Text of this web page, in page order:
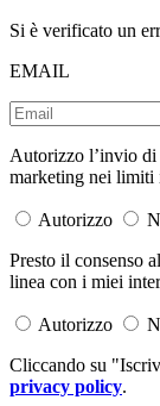
Si è verificato un
EMAIL
Autorizzo l’invio di
marketing nei limiti
Autorizzo
Presto il consenso
linea con i miei
Autorizzo
Cliccando su
privacy policy.